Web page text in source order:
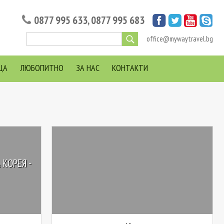
0877 995 633,0877 995 683
office@mywaytravel.bg
ЛЮБОПИТНО ЗА НАС КОНТАКТИ
-